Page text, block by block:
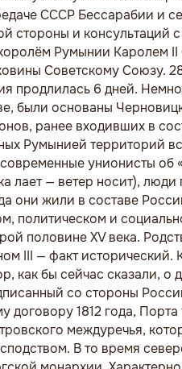
СССР Бессарабии и
стороны и консультаций
Румынии Каролем
Советскому Союзу.
продлилась 6 дней.
были основаны
ранее входивших в
Румынией территорий
унионисты об
лает — ветер носит), люди
они жили в составе
политическом и
половине XV века.
III — факт исторический.
как бы сейчас сказали, о
со стороны
1812 года, Порта
междуречья,
В то время